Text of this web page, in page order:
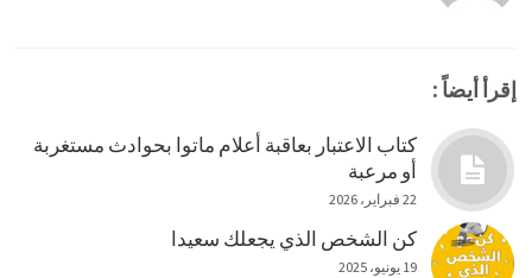
إقرأ أيضاً :
كتاب الاعتبار بعاقبة أعلام ماتوا بحوادث مستغربة
أو مرعبة
22 فبراير، 2026
كن الشخص الذي يجعلك سعيدا
19 يونيو، 2025